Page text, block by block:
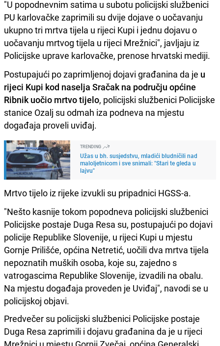
"U popodnevnim satima u subotu policijski službenici
PU karlovačke zaprimili su dvije dojave o uočavanju
ukupno tri mrtva tijela u rijeci Kupi i jednu dojavu o
uočavanju mrtvog tijela u rijeci Mrežnici", javljaju iz
Policijske uprave karlovačke, prenose hrvatski mediji.
Postupajući po zaprimljenoj dojavi građanina da je u
rijeci Kupi kod naselja Sračak na području općine
Ribnik uočio mrtvo tijelo, policijski službenici Policijske
stanice Ozalj su odmah iza podneva na mjestu
događaja proveli uviđaj.
TRENDING
Užas u bh. susjedstvu, mladići bludničili nad
maloljetnicom i sve snimali: "Stari te gleda u
lajvu"
Mrtvo tijelo iz rijeke izvukli su pripadnici HGSS-a.
"Nešto kasnije tokom popodneva policijski službenici
Policijske postaje Duga Resa su, postupajući po dojavi
policije Republike Slovenije, u rijeci Kupi u mjestu
Gornje Prilišće, općina Netretić, uočili dva mrtva tijela
nepoznatih muških osoba, koje su, zajedno s
vatrogascima Republike Slovenije, izvadili na obalu.
Na mjestu događaja proveden je Uviđaj", navodi se u
policijskoj objavi.
Predvečer su policijski službenici Policijske postaje
Duga Resa zaprimili i dojavu građanina da je u rijeci